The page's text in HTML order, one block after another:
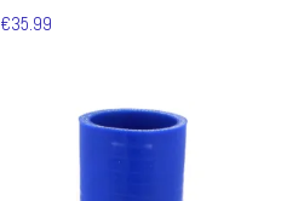
€35.99